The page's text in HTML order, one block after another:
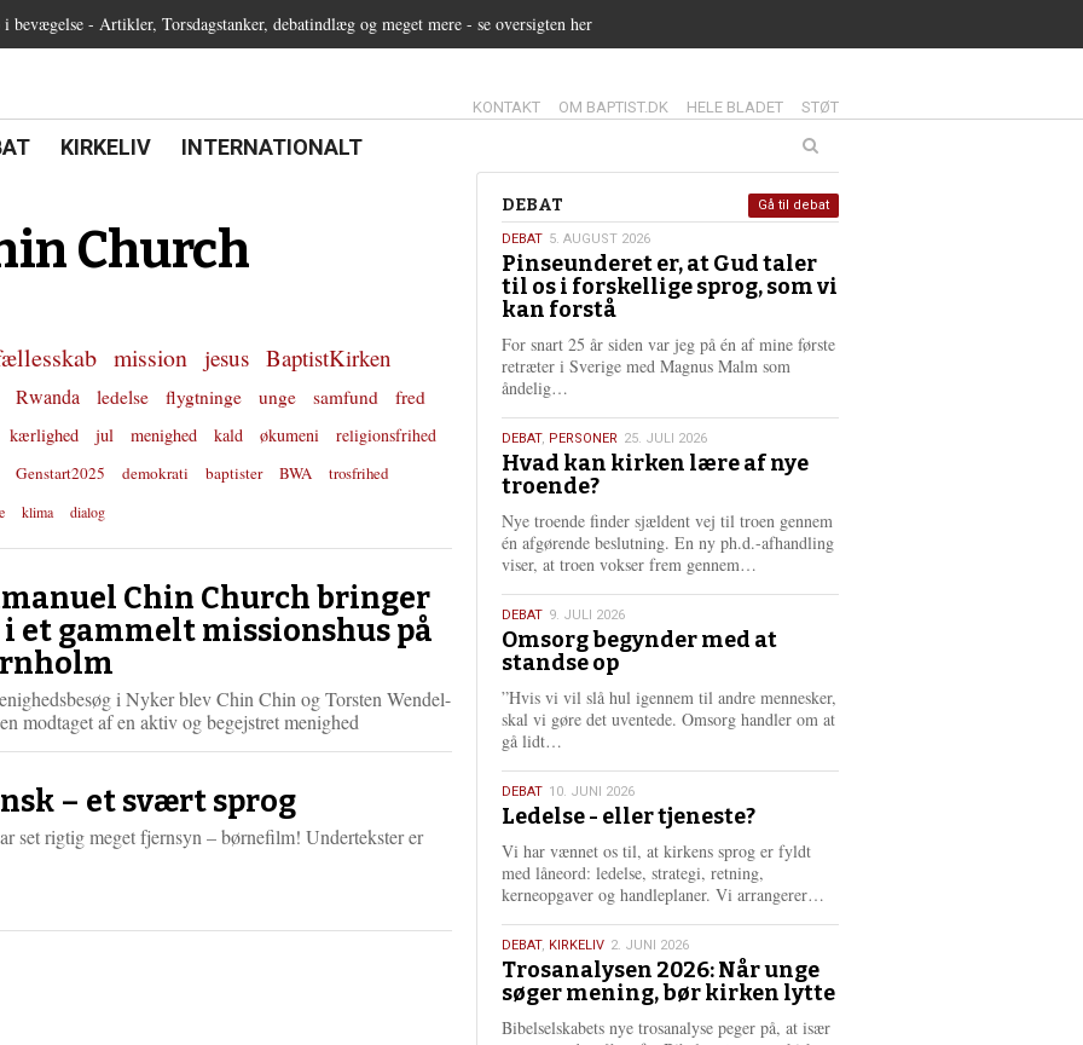
bevægelse - Artikler, Torsdagstanker, debatindlæg og meget mere - se oversigten her
13.0:
KONTAKT 14.0:
OM BAPTIST.DK 15.0:
HELE BLADET 16.0:
STØT
21.0:
KIRKELIV 22.0:
INTERNATIONALT
Church
mission jesus BaptistKirken
Rwanda ledelse flygtninge unge samfund
fred
kærlighed jul menighed kald økumeni
religionsfrihed
Genstart2025 demokrati baptister BWA
trosfrihed
klima dialog
Chin Church bringer
et gammelt missionshus på
i Nyker blev Chin Chin og Torsten Wendel-
modtaget af en aktiv og begejstret menighed
– et svært sprog
set rigtig meget fjernsyn – børnefilm! Undertekster er
Debat
DEBAT
5.
august
2026
DEBAT 5. AUGUST 2026
Pinseunderet er, at Gud taler
til os i forskellige sprog, som vi
kan forstå
For snart 25 år siden var jeg på én af mine første
retræter i Sverige med Magnus Malm som
åndelig…
s
m
e
r
e
25.
juli
2026
DEBAT, PERSONER 25. JULI 2026
Hvad kan kirken lære af nye
troende?
Nye troende finder sjældent vej til troen gennem
én afgørende beslutning. En ny ph.d.-afhandling
viser, at troen vokser frem gennem…
e
e
9.
juli
2026
DEBAT 9. JULI 2026
Omsorg begynder med at
standse op
”Hvis vi vil slå hul igennem til andre mennesker,
skal vi gøre det uventede. Omsorg handler om at
gå lidt…
s
e
r
e
10.
juni
2026
DEBAT 10. JUNI 2026
Ledelse - eller tjeneste?
Vi har vænnet os til, at kirkens sprog er fyldt
med låneord: ledelse, strategi, retning,
kerneopgaver og handleplaner. Vi arrangerer…
r
e
2.
juni
2026
DEBAT, KIRKELIV 2. JUNI 2026
Trosanalysen 2026: Når unge
søger mening, bør kirken lytte
Bibelselskabets nye trosanalyse peger på, at især
Gå til debat